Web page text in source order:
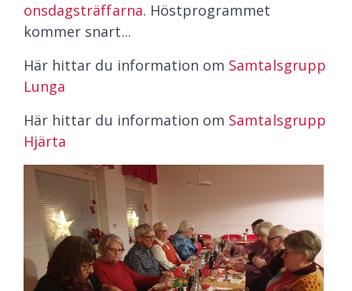
onsdagsträffarna. Höstprogrammet
kommer snart...
Här hittar du information om Samtalsgrupp
Lunga
Här hittar du information om Samtalsgrupp
Hjärta